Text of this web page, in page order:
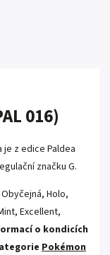
016)
je z edice Paldea
značku G.
Holo,
Excellent,
o kondicích
Pokémon